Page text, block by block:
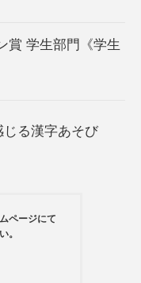
賞 学生部門《学生
る漢字あそび
ページにて
。